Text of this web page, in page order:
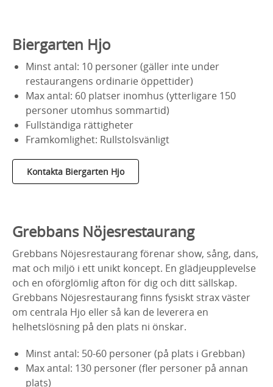
Biergarten Hjo
Minst antal: 10 personer (gäller inte under
restaurangens ordinarie öppettider)
Max antal: 60 platser inomhus (ytterligare 150
personer utomhus sommartid)
Fullständiga rättigheter
Framkomlighet: Rullstolsvänligt
Kontakta Biergarten Hjo
Grebbans Nöjesrestaurang
Grebbans Nöjesrestaurang förenar show, sång, dans,
mat och miljö i ett unikt koncept. En glädjeupplevelse
och en oförglömlig afton för dig och ditt sällskap.
Grebbans Nöjesrestaurang finns fysiskt strax väster
om centrala Hjo eller så kan de leverera en
helhetslösning på den plats ni önskar.
Minst antal: 50-60 personer (på plats i Grebban)
Max antal: 130 personer (fler personer på annan
plats)